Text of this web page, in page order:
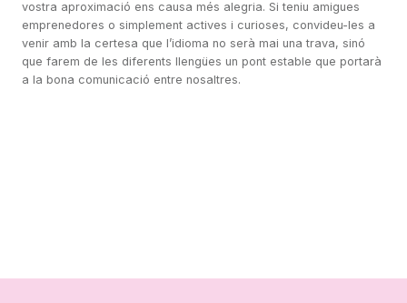
vostra aproximació ens causa més alegria. Si teniu amigues
emprenedores o simplement actives i curioses, convideu-les a
venir amb la certesa que l’idioma no serà mai una trava, sinó
que farem de les diferents llengües un pont estable que portarà
a la bona comunicació entre nosaltres.